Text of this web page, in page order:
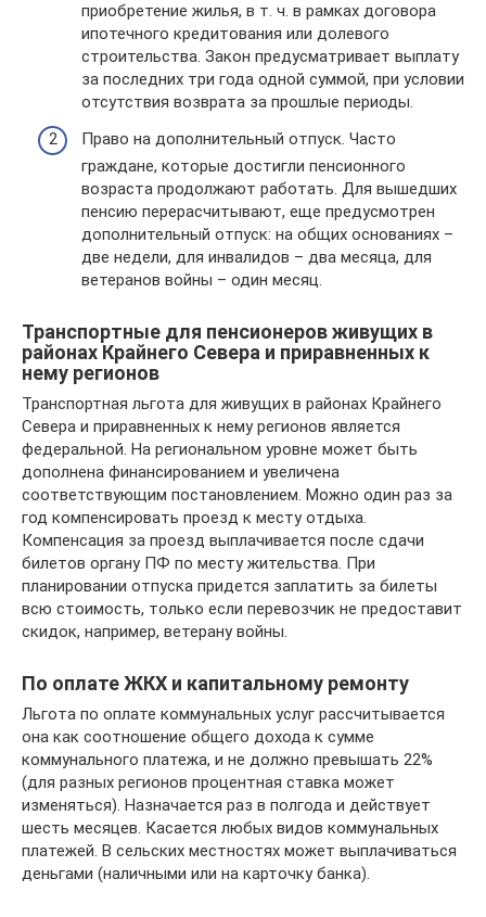
приобретение жилья, в т. ч. в рамках договора
ипотечного кредитования или долевого
строительства. Закон предусматривает выплату
за последних три года одной суммой, при условии
отсутствия возврата за прошлые периоды.
Право на дополнительный отпуск. Часто
граждане, которые достигли пенсионного
возраста продолжают работать. Для вышедших
пенсию перерасчитывают, еще предусмотрен
дополнительный отпуск: на общих основаниях –
две недели, для инвалидов – два месяца, для
ветеранов войны – один месяц.
Транспортные для пенсионеров живущих в
районах Крайнего Севера и приравненных к
нему регионов
Транспортная льгота для живущих в районах Крайнего
Севера и приравненных к нему регионов является
федеральной. На региональном уровне может быть
дополнена финансированием и увеличена
соответствующим постановлением. Можно один раз за
год компенсировать проезд к месту отдыха.
Компенсация за проезд выплачивается после сдачи
билетов органу ПФ по месту жительства. При
планировании отпуска придется заплатить за билеты
всю стоимость, только если перевозчик не предоставит
скидок, например, ветерану войны.
По оплате ЖКХ и капитальному ремонту
Льгота по оплате коммунальных услуг рассчитывается
она как соотношение общего дохода к сумме
коммунального платежа, и не должно превышать 22%
(для разных регионов процентная ставка может
изменяться). Назначается раз в полгода и действует
шесть месяцев. Касается любых видов коммунальных
платежей. В сельских местностях может выплачиваться
деньгами (наличными или на карточку банка).